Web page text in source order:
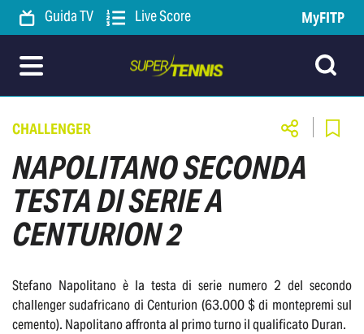
Guida TV Live Score MyFITP
CHALLENGER
NAPOLITANO SECONDA
TESTA DI SERIE A
CENTURION 2
Stefano Napolitano è la testa di serie numero 2 del secondo
challenger sudafricano di Centurion (63.000 $ di montepremi sul
cemento). Napolitano affronta al primo turno il qualificato Duran.